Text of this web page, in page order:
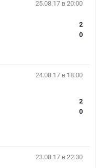
25.08.17 в 20:00
2
0
24.08.17 в 18:00
2
0
23.08.17 в 22:30